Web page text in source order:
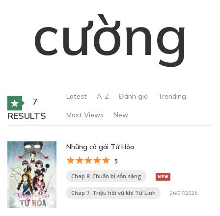
cường
7
RESULTS
Latest A-Z Đánh giá Trending
Most Views New
Những cô gái Tứ Hóa
5
Chap 8: Chuẩn bị sẵn sàng
Chap 7: Triệu hồi vũ khí Tứ Linh 26/07/2026